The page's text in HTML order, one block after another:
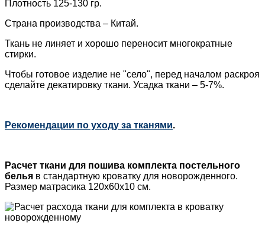
Плотность 125-130 гр.
Страна производства – Китай.
Ткань не линяет и хорошо переносит многократные
стирки.
Чтобы готовое изделие не "село", перед началом раскроя
сделайте декатировку ткани. Усадка ткани – 5-7%.
Рекомендации по уходу за тканями.
Расчет ткани для пошива комплекта постельного
белья в стандартную кроватку для новорожденного.
Размер матрасика 120х60х10 см.